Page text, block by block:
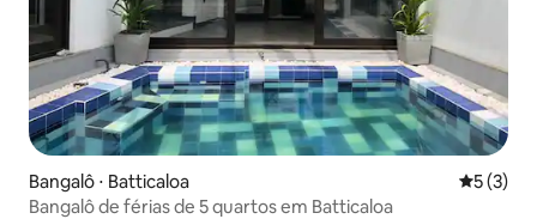
Bangalô ⋅ Batticaloa 5 de
5 (3)
Bangalô de férias de 5 quartos em Batticaloa